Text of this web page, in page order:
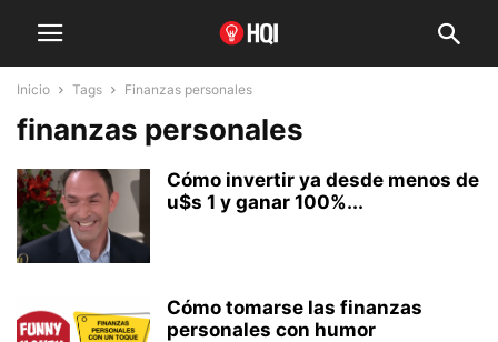
Inicio Tags Finanzas personales
finanzas personales
Cómo invertir ya desde menos de
u$s 1 y ganar 100%...
Cómo tomarse las finanzas
personales con humor